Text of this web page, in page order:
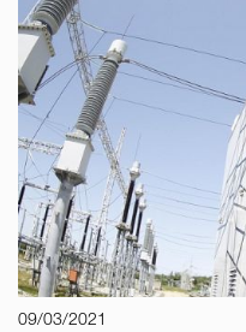
09/03/2021